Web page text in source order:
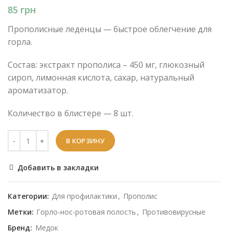
грн
Прополисные леденцы — быстрое облегчение для
горла.
Состав: экстракт прополиса – 450 мг, глюкозный
сироп, лимонная кислота, сахар, натуральный
ароматизатор.
Количество в блистере — 8 шт.
В КОРЗИНУ
Добавить в закладки
Категории: Для профилактики , Прополис
Метки: Горло-нос-ротовая полость , Противовирусные
Бренд: Медок